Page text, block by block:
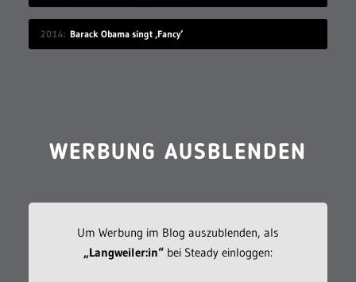
2014 Barack Obama singt ‚Fancy‘
WERBUNG AUSBLENDEN
Um Werbung im Blog auszublenden, als
„Langweiler:in“bei Steady einloggen: